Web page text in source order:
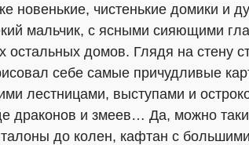
новенькие, чистенькие домики и
мальчик, с ясными сияющими
домов. Глядя на стену
себе самые причудливые
лестницами, выступами и
драконов и змеев… Да, можно
до колен, кафтан с